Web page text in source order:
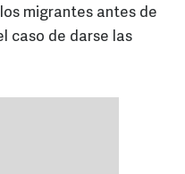
migrantes antes de
caso de darse las